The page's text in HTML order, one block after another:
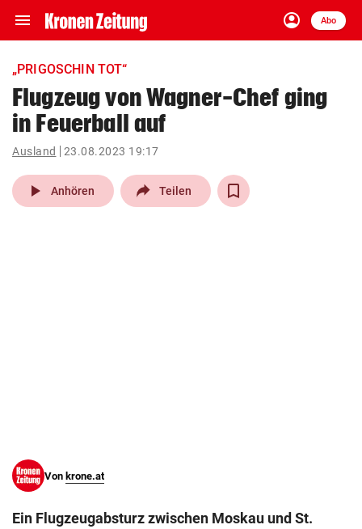
menu Navigation
ein-/ausklappen
account_circle
Anmelden
Abo
close Schließen
account_circle Anmelden
pin_drop
Wien arrow_right
„PRIGOSCHIN TOT“
Flugzeug von Wagner-Chef ging
in Feuerball auf
Ausland 23.08.2023 19:17
play_arrow Anhören Teilen
Von krone.at
Ein Flugzeugabsturz zwischen Moskau und St.